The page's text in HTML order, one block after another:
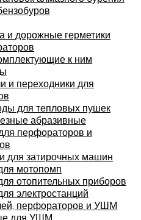
и дорожные герметики
к ним
и переходники для
для тепловых пушек
абразивные
перфораторов и
для затирочных машин
мотопомп
отопительных приборов
электростанций
перфораторов и УШМ
для УШМ